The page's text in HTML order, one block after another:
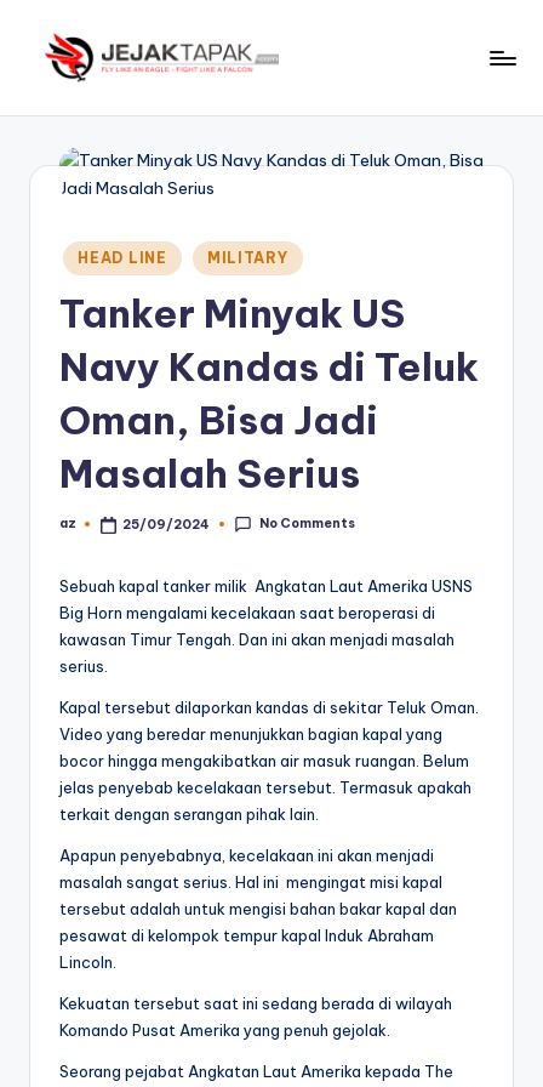
An
Eagle
Fight
Like
Falcon
Posted
in
HEAD LINE MILITARY
Tanker Minyak US
Navy Kandas di Teluk
Oman, Bisa Jadi
Masalah Serius
Posted
az 25/09/2024 No Comments
Sebuah kapal tanker milik Angkatan Laut Amerika USNS
Big Horn mengalami kecelakaan saat beroperasi di
kawasan Timur Tengah. Dan ini akan menjadi masalah
serius.
Kapal tersebut dilaporkan kandas di sekitar Teluk Oman.
Video yang beredar menunjukkan bagian kapal yang
bocor hingga mengakibatkan air masuk ruangan. Belum
jelas penyebab kecelakaan tersebut. Termasuk apakah
terkait dengan serangan pihak lain.
Apapun penyebabnya, kecelakaan ini akan menjadi
masalah sangat serius. Hal ini mengingat misi kapal
tersebut adalah untuk mengisi bahan bakar kapal dan
pesawat di kelompok tempur kapal Induk Abraham
Lincoln.
Kekuatan tersebut saat ini sedang berada di wilayah
Komando Pusat Amerika yang penuh gejolak.
Seorang pejabat Angkatan Laut Amerika kepada The